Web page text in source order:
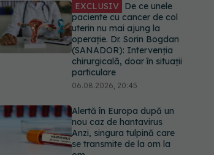
EXCLUSIV De ce unele
paciente cu cancer de col
uterin nu mai ajung la
operație. Dr. Sorin Bogdan
(SANADOR): Intervenția
chirurgicală, doar în situații
particulare
06.08.2026, 20:45
Alertă în Europa după un
nou caz de hantavirus
Anzi, singura tulpină care
se transmite de la om la